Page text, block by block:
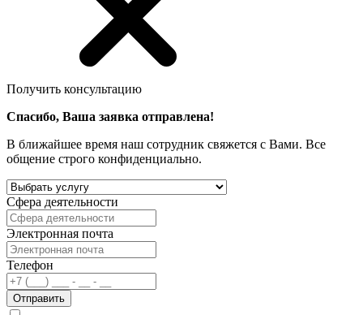
Получить консультацию
Спасибо, Ваша заявка отправлена!
В ближайшее время наш сотрудник свяжется с Вами. Все
общение строго конфиденциально.
Сфера деятельности
Электронная почта
Телефон
Отправить